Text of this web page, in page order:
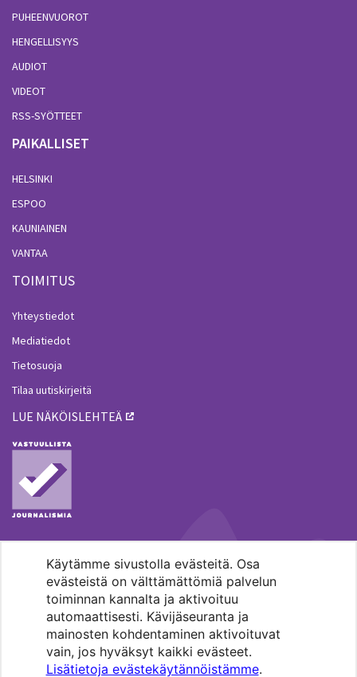
Käytämme sivustolla evästeitä. Osa
evästeistä on välttämättömiä palvelun
toiminnan kannalta ja aktivoituu
automaattisesti. Kävijäseuranta ja
mainosten kohdentaminen aktivoituvat
vain, jos hyväksyt kaikki evästeet.
Lisätietoja evästekäytännöistämme.
PUHEENVUOROT
HENGELLISYYS
AUDIOT
VIDEOT
RSS-SYÖTTEET
PAIKALLISET
HELSINKI
ESPOO
KAUNIAINEN
VANTAA
TOIMITUS
Yhteystiedot
Mediatiedot
Tietosuoja
Tilaa uutiskirjeitä
LUE NÄKÖISLEHTEÄ
MENOHAKU